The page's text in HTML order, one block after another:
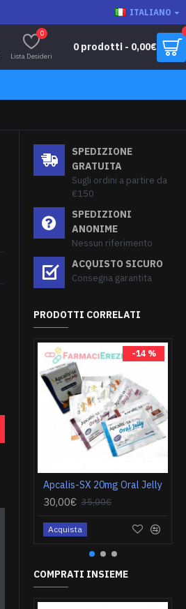
ITALIANO
Lista Desideri
0
0 prodotti - 0,00€
SPEDIZIONE
GRATUITA
Sugli ordini a partire da
€150
SPEDIZIONI
ANONIME
Nessun riferimento
ACQUISTO SICURO
Consegna garantita
PRODOTTI CORRELATI
-14 %
Apcalis-SX 20mg Oral Jelly
30,00€ 35,00€
Acquista
COMPRATI INSIEME